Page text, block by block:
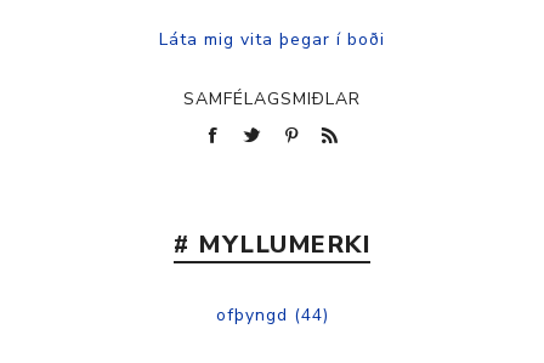
SAMFÉLAGSMIÐLAR
# MYLLUMERKI
ofþyngd (44)